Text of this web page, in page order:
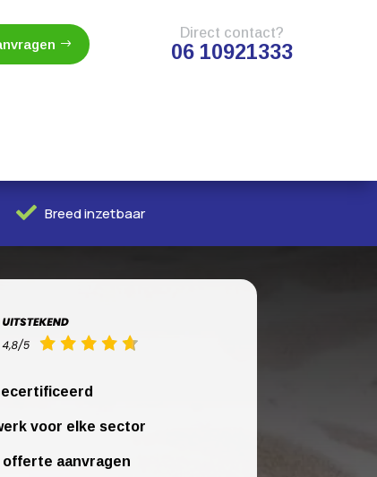
Direct contact?
06 10921333
 Breed inzetbaar
voor elke sector
offerte aanvragen